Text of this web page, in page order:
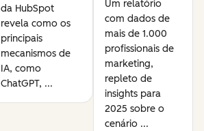
da HubSpot
revela como os
principais
mecanismos de
IA, como
ChatGPT, ...
Um relatório
com dados de
mais de 1.000
profissionais de
marketing,
repleto de
insights para
2025 sobre o
cenário ...